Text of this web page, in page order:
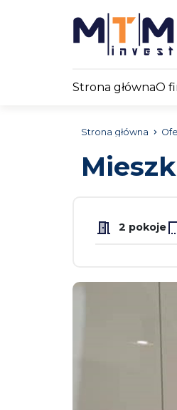
Strona głównaO
Strona główna
2 pokoje